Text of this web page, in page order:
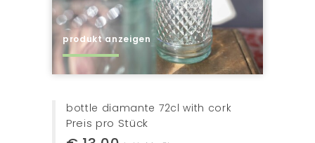
produkt anzeigen
bottle elegante72cl, with cork/
catalana
Preis pro Stück